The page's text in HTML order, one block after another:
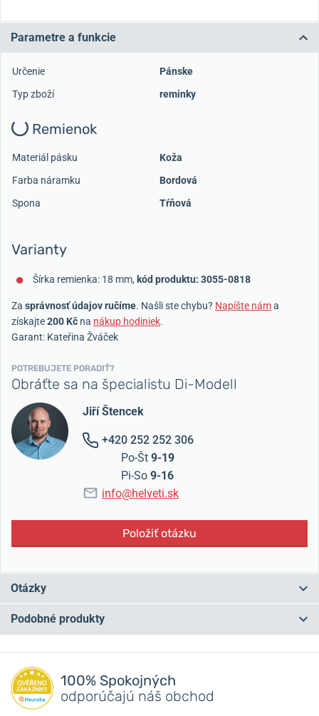
Parametre a funkcie
Určenie
Pánske
Typ zboží
reminky
Remienok
Materiál pásku
Koža
Farba náramku
Bordová
Spona
Tŕňová
Varianty
Šírka remienka: 18 mm, kód produktu: 3055-0818
Za správnosť údajov ručíme. Našli ste chybu? Napíšte náma
získajte200 Kč na nákup hodiniek.
Garant: Kateřina Žváček
POTREBUJETE PORADIŤ?
Obráťte sa na špecialistu Di-Modell
Jiří Štencek
+420 252 252 306
Po-Št 9-19
Pi-So 9-16
info@helveti.sk
Položiť otázku
Otázky
Máte otázku? Zanechajte nám komentár
Pridať dotaz
Podobné produkty
100% Spokojných
odporúčajú náš obchod